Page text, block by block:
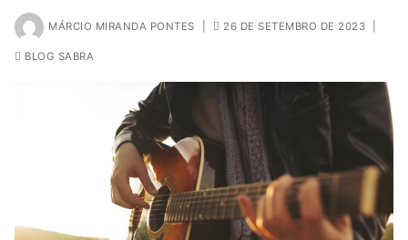
MÁRCIO MIRANDA PONTES 26 DE SETEMBRO DE 2023
BLOG SABRA